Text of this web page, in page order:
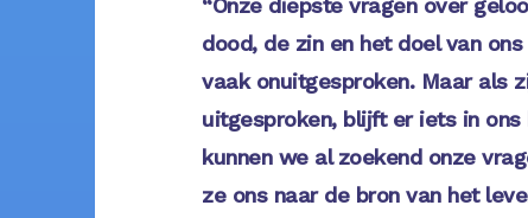
dood, de zin en het doel van
vaak onuitgesproken. Maar als
uitgesproken, blijft er iets in ons
kunnen we al zoekend onze
ze ons naar de bron van het